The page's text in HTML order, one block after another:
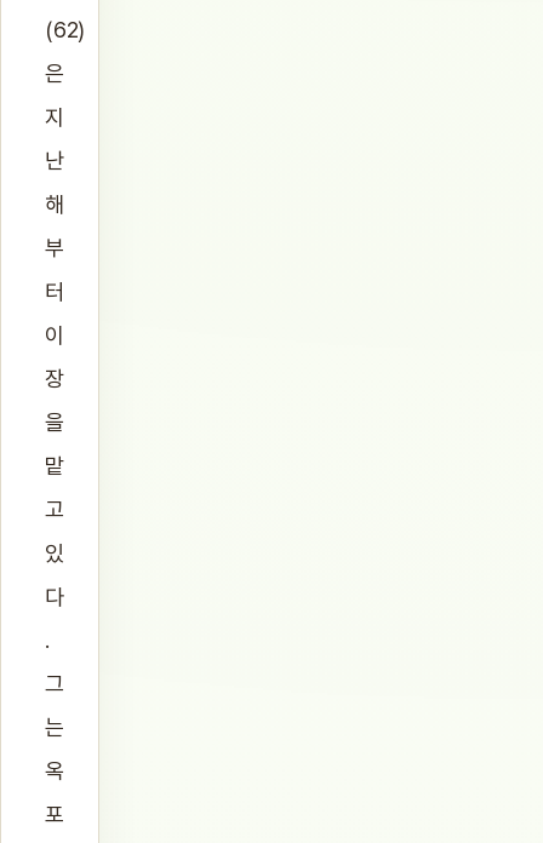
(62)
은
지
난
해
부
터
이
장
을
맡
고
있
다
.
그
는
옥
포